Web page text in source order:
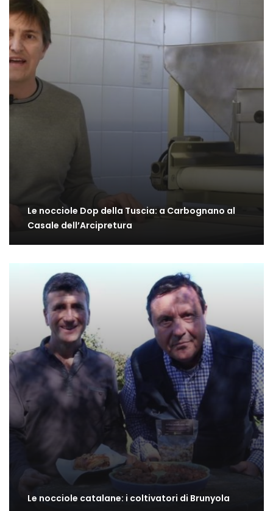
Le nocciole Dop della Tuscia: a Carbognano al
Casale dell’Arcipretura
Le nocciole catalane: i coltivatori di Brunyola